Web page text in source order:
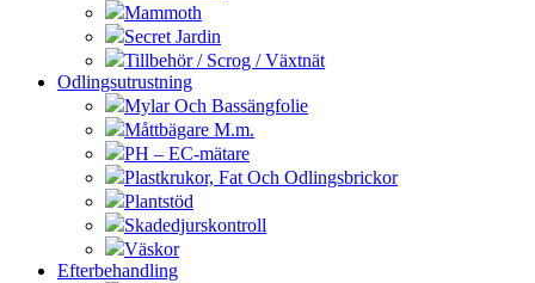
Mammoth
Secret Jardin
Tillbehör / Scrog / Växtnät
Odlingsutrustning
Mylar Och Bassängfolie
Måttbägare M.m.
PH – EC-mätare
Plastkrukor, Fat Och Odlingsbrickor
Plantstöd
Skadedjurskontroll
Väskor
Efterbehandling